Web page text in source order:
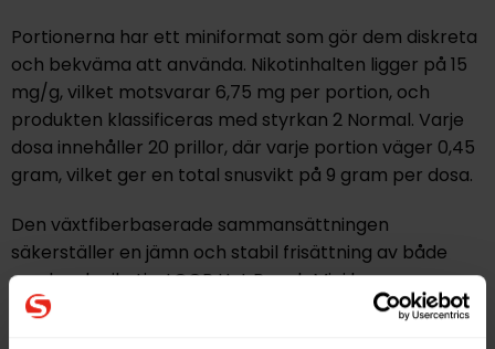
Portionerna har ett miniformat som gör dem diskreta
och bekväma att använda. Nikotinhalten ligger på 15
mg/g, vilket motsvarar 6,75 mg per portion, och
produkten klassificeras med styrkan 2 Normal. Varje
dosa innehåller 20 prillor, där varje portion väger 0,45
gram, vilket ger en total snusvikt på 9 gram per dosa.
Den växtfiberbaserade sammansättningen
säkerställer en jämn och stabil frisättning av både
smak och nikotin. LOOP Hot Peach Mini har en
hållbarhet på cirka 12 månader och en fukthalt på